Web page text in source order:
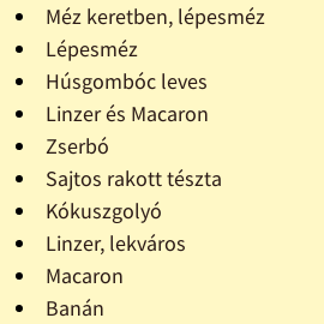
Méz keretben, lépesméz
Lépesméz
Húsgombóc leves
Linzer és Macaron
Zserbó
Sajtos rakott tészta
Kókuszgolyó
Linzer, lekváros
Macaron
Banán